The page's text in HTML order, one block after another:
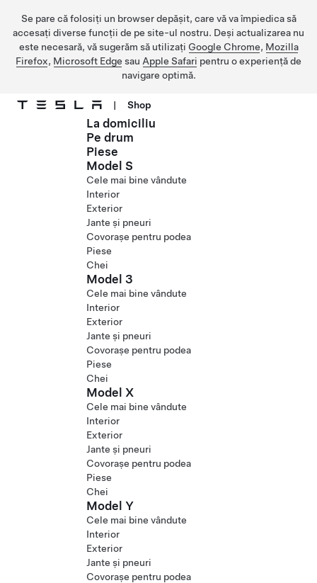
Se pare că folosiți un browser depășit, care vă va împiedica să
accesați diverse funcții de pe site-ul nostru. Deși actualizarea nu
este necesară, vă sugerăm să utilizați Google Chrome, Mozilla
Firefox, Microsoft Edge sau Apple Safari pentru o experiență de
navigare optimă.
Treceți la conținutul principal
| Shop
La domiciliu
Pe drum
Piese
Model S
Cele mai bine vândute
Interior
Exterior
Jante și pneuri
Covorașe pentru podea
Piese
Chei
Model 3
Cele mai bine vândute
Interior
Exterior
Jante și pneuri
Covorașe pentru podea
Piese
Chei
Model X
Cele mai bine vândute
Interior
Exterior
Jante și pneuri
Covorașe pentru podea
Piese
Chei
Model Y
Cele mai bine vândute
Interior
Exterior
Jante și pneuri
Covorașe pentru podea